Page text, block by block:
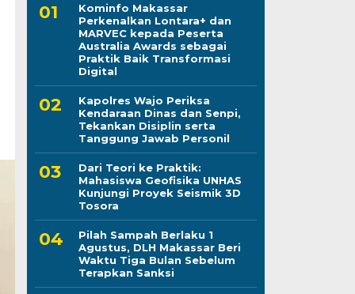
Kominfo Makassar
Perkenalkan Lontara+ dan
MARVEC kepada Peserta
Australia Awards sebagai
Praktik Baik Transformasi
Digital
Kapolres Wajo Periksa
Kendaraan Dinas dan Senpi,
Tekankan Disiplin serta
Tanggung Jawab Personil
Dari Teori ke Praktik:
Mahasiswa Geofisika UNHAS
Kunjungi Proyek Seismik 3D
Tosora
Pilah Sampah Berlaku 1
Agustus, DLH Makassar Beri
Waktu Tiga Bulan Sebelum
Terapkan Sanksi